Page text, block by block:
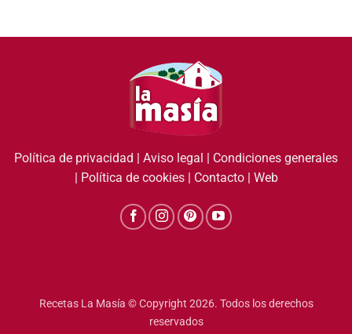
Política de privacidad | Aviso legal | Condiciones generales
| Política de cookies| Contacto| Web
Recetas La Masía © Copyright 2026. Todos los derechos
reservados